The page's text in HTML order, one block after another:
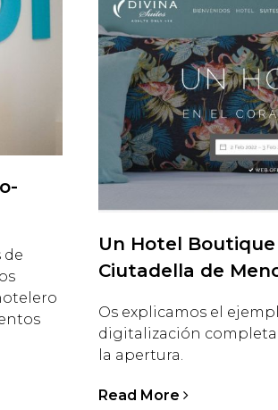
de
Un Hotel
Ciutadella de
Os explicamos el
digitalización
la apertura.
Read More